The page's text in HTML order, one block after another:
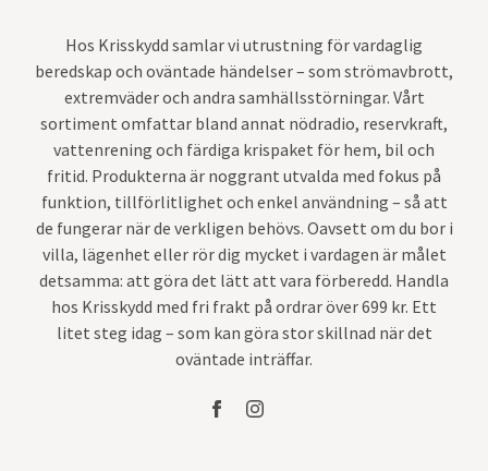
Hos Krisskydd samlar vi utrustning för vardaglig
beredskap och oväntade händelser – som strömavbrott,
extremväder och andra samhällsstörningar. Vårt
sortiment omfattar bland annat nödradio, reservkraft,
vattenrening och färdiga krispaket för hem, bil och
fritid. Produkterna är noggrant utvalda med fokus på
funktion, tillförlitlighet och enkel användning – så att
de fungerar när de verkligen behövs. Oavsett om du bor i
villa, lägenhet eller rör dig mycket i vardagen är målet
detsamma: att göra det lätt att vara förberedd. Handla
hos Krisskydd med fri frakt på ordrar över 699 kr. Ett
litet steg idag – som kan göra stor skillnad när det
oväntade inträffar.